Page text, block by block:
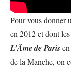
Pour vous donner
en 2012 et dont
L’Âme de Paris
de la Manche, on